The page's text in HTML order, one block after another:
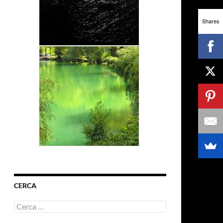
CERCA
Ricerca
per:
Shares